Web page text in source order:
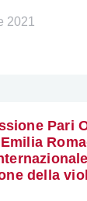
2021
Pari
della